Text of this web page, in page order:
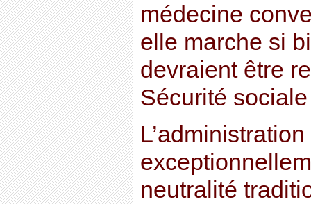
médecine
elle marche si
devraient être
Sécurité
neutralité